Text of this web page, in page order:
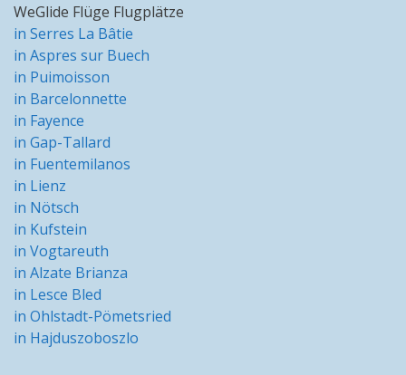
WeGlide Flüge Flugplätze
in Serres La Bâtie
in Aspres sur Buech
in Puimoisson
in Barcelonnette
in Fayence
in Gap-Tallard
in Fuentemilanos
in Lienz
in Nötsch
in Kufstein
in Vogtareuth
in Alzate Brianza
in Lesce Bled
in Ohlstadt-Pömetsried
in Hajduszoboszlo